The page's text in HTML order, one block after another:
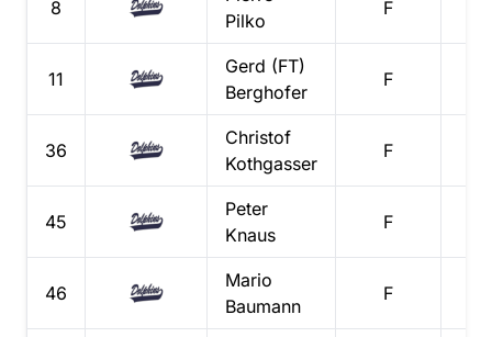
8
Pilko
F
11
Gerd (FT)
Berghofer
F
36
Christof
Kothgasser
F
45
Peter
Knaus
F
46
Mario
Baumann
F